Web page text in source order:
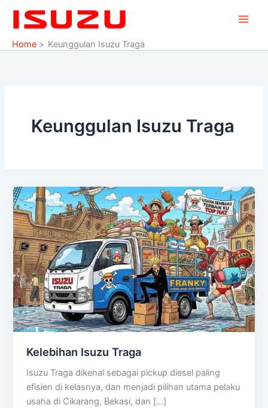
Home
Keunggulan Isuzu Traga
Keunggulan Isuzu Traga
Kelebihan Isuzu Traga
Isuzu Traga dikenal sebagai pickup diesel paling
efisien di kelasnya, dan menjadi pilihan utama pelaku
usaha di Cikarang, Bekasi, dan […]
Kelebihan
Isuzu
Traga